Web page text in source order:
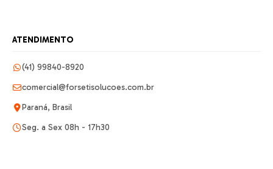
ATENDIMENTO
(41) 99840-8920
comercial@forsetisolucoes.com.br
Paraná, Brasil
Seg. a Sex 08h - 17h30